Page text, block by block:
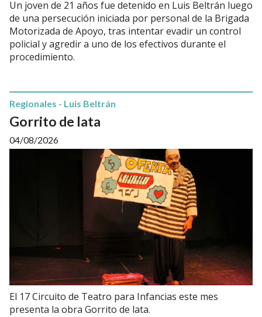
Un joven de 21 años fue detenido en Luis Beltrán luego
de una persecución iniciada por personal de la Brigada
Motorizada de Apoyo, tras intentar evadir un control
policial y agredir a uno de los efectivos durante el
procedimiento.
Gorrito de lata
Regionales - Luis Beltrán
04/08/2026
El 17 Circuito de Teatro para Infancias este mes
presenta la obra Gorrito de lata.